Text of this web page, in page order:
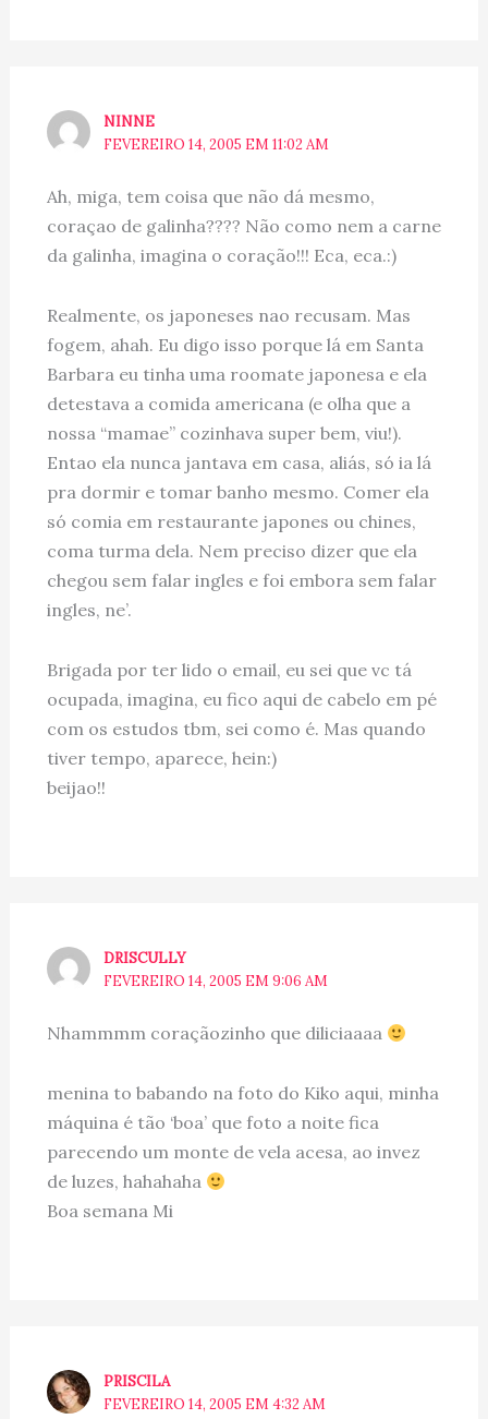
NINNE
FEVEREIRO 14, 2005 EM 11:02 AM
Ah, miga, tem coisa que não dá mesmo,
coraçao de galinha???? Não como nem a carne
da galinha, imagina o coração!!! Eca, eca.:)
Realmente, os japoneses nao recusam. Mas
fogem, ahah. Eu digo isso porque lá em Santa
Barbara eu tinha uma roomate japonesa e ela
detestava a comida americana (e olha que a
nossa “mamae” cozinhava super bem, viu!).
Entao ela nunca jantava em casa, aliás, só ia lá
pra dormir e tomar banho mesmo. Comer ela
só comia em restaurante japones ou chines,
coma turma dela. Nem preciso dizer que ela
chegou sem falar ingles e foi embora sem falar
ingles, ne’.
Brigada por ter lido o email, eu sei que vc tá
ocupada, imagina, eu fico aqui de cabelo em pé
com os estudos tbm, sei como é. Mas quando
tiver tempo, aparece, hein:)
beijao!!
DRISCULLY
FEVEREIRO 14, 2005 EM 9:06 AM
Nhammmm coraçãozinho que diliciaaaa
menina to babando na foto do Kiko aqui, minha
máquina é tão ‘boa’ que foto a noite fica
parecendo um monte de vela acesa, ao invez
de luzes, hahahaha
Boa semana Mi
PRISCILA
FEVEREIRO 14, 2005 EM 4:32 AM